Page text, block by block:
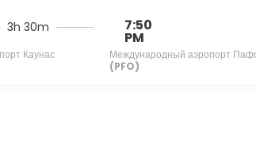
Каунас
3h 30m 7:50
PM
Международный аэропорт
(PFO)